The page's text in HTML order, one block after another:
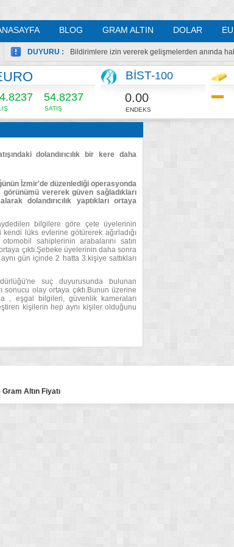
BLOG GRAM ALTIN DOLAR
DUYURU : Bildirimlere izin vererek gelişmelerden anında
54.8232
SATIŞ
BİST-100
0.00
ENDEKS
dolandırıcılık bir kere daha
İzmir'de düzenlediği operasyonda
görünümü vererek güven sağladıkları
dolandırıcılık yaptıkları ortaya
bilgilere göre çete üyelerinin
lüks evlerine götürerek ağırladığı
sahiplerinin arabalarını satın
çıktı.Şebeke üyelerinin daha sonra
aynı gün içinde 2 hatta 3.kişiye sattıkları
suç duyurusunda bulunan
sonucu olay ortaya çıktı.Bunun üzerine
, eşgal bilgileri, güvenlik kameraları
kişilerin hep aynı kişiler olduğunu
Gram Altın Fiyatı